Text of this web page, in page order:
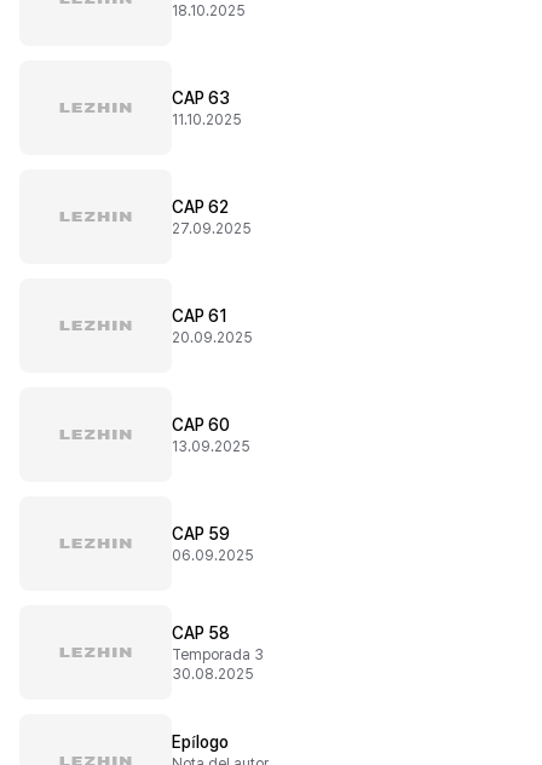
18.10.2025
CAP 63
11.10.2025
CAP 62
27.09.2025
CAP 61
20.09.2025
CAP 60
13.09.2025
CAP 59
06.09.2025
CAP 58
Temporada 3
30.08.2025
Epílogo